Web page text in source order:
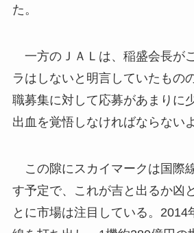
た。
一方のＪＡＬは、稲盛会長が
ラはしないと明言していたもの
職募集に対して応募があまりに
出血を覚悟しなければならない
この隙にスカイマークは国際
す予定で、これが吉と出るか凶
とに市場は注目している。2014